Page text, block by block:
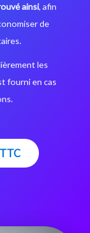
ainsi, afin
de
les
fourni en cas